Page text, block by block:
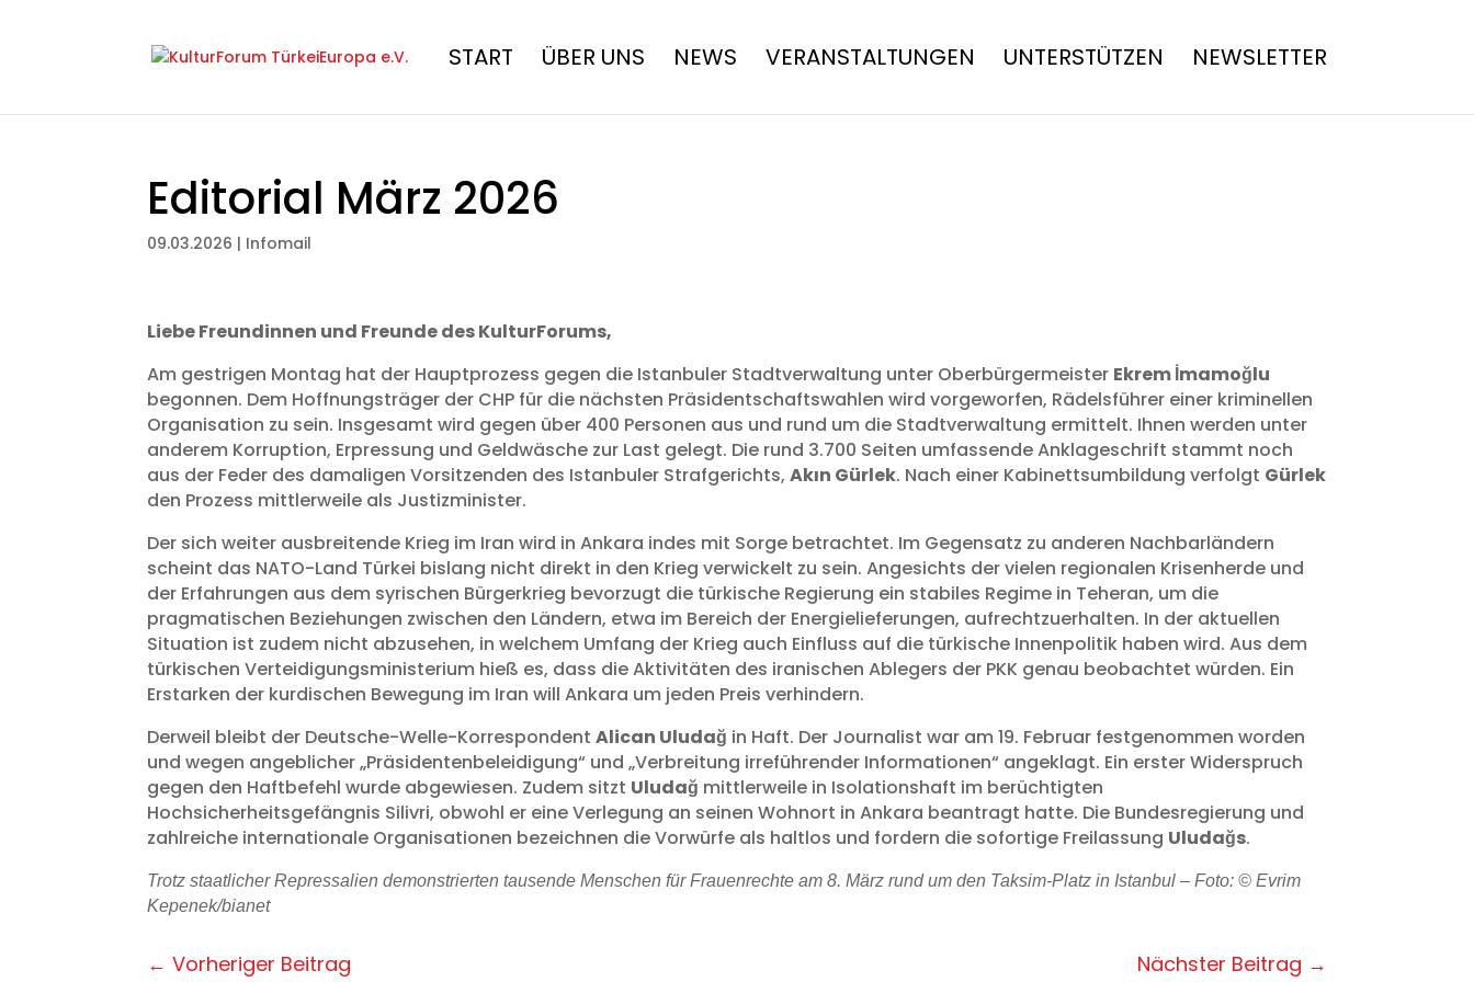
START ÜBER UNS NEWS VERANSTALTUNGEN UNTERSTÜTZEN NEWSLETTER
Editorial März 2026
09.03.2026 | Infomail
Liebe Freundinnen und Freunde des KulturForums,
Am gestrigen Montag hat der Hauptprozess gegen die Istanbuler Stadtverwaltung unter Oberbürgermeister Ekrem İmamoğlu
begonnen. Dem Hoffnungsträger der CHP für die nächsten Präsidentschaftswahlen wird vorgeworfen, Rädelsführer einer kriminellen
Organisation zu sein. Insgesamt wird gegen über 400 Personen aus und rund um die Stadtverwaltung ermittelt. Ihnen werden unter
anderem Korruption, Erpressung und Geldwäsche zur Last gelegt. Die rund 3.700 Seiten umfassende Anklageschrift stammt noch
aus der Feder des damaligen Vorsitzenden des Istanbuler Strafgerichts,Akın Gürlek. Nach einer Kabinettsumbildung verfolgt Gürlek
den Prozess mittlerweile als Justizminister.
Der sich weiter ausbreitende Krieg im Iran wird in Ankara indes mit Sorge betrachtet. Im Gegensatz zu anderen Nachbarländern
scheint das NATO-Land Türkei bislang nicht direkt in den Krieg verwickelt zu sein. Angesichts der vielen regionalen Krisenherde und
der Erfahrungen aus dem syrischen Bürgerkrieg bevorzugt die türkische Regierung ein stabiles Regime in Teheran, um die
pragmatischen Beziehungen zwischen den Ländern, etwa im Bereich der Energielieferungen, aufrechtzuerhalten. In der aktuellen
Situation ist zudem nicht abzusehen, in welchem Umfang der Krieg auch Einfluss auf die türkische Innenpolitik haben wird. Aus dem
türkischen Verteidigungsministerium hieß es, dass die Aktivitäten des iranischen Ablegers der PKK genau beobachtet würden. Ein
Erstarken der kurdischen Bewegung im Iran will Ankara um jeden Preis verhindern.
Derweil bleibt der Deutsche-Welle-KorrespondentAlican Uludağ in Haft. Der Journalist war am 19. Februar festgenommen worden
und wegen angeblicher „Präsidentenbeleidigung“ und „Verbreitung irreführender Informationen“ angeklagt. Ein erster Widerspruch
gegen den Haftbefehl wurde abgewiesen. Zudem sitzt Uludağ mittlerweile in Isolationshaft im berüchtigten
Hochsicherheitsgefängnis Silivri, obwohl er eine Verlegung an seinen Wohnort in Ankara beantragt hatte. Die Bundesregierung und
zahlreiche internationale Organisationen bezeichnen die Vorwürfe als haltlos und fordern die sofortige Freilassung Uludağs.
Trotz staatlicher Repressalien demonstrierten tausende Menschen für Frauenrechte am 8. März rund um den Taksim-Platz in Istanbul – Foto: © Evrim
Kepenek/bianet
←Vorheriger Beitrag Nächster Beitrag →